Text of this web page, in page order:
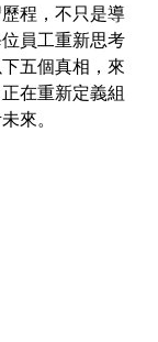
程，不只是導
員工重新思考
五個真相，來
在重新定義組
來。